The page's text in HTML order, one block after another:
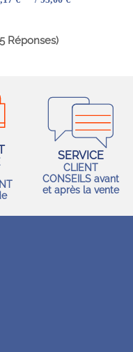
Réponses)
SERVICE
CLIENT
CONSEILS avant
et après la vente